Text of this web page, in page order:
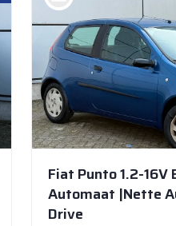
Fiat Punto 1.2-16V
Automaat |Nette
Drive